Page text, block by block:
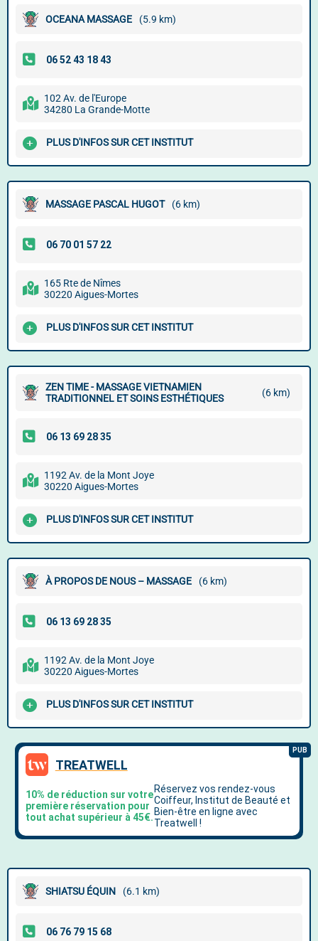
OCEANA MASSAGE (5.9 km)
102 Av. de l'Europe
34280 La Grande-Motte
PLUS D'INFOS SUR CET INSTITUT
MASSAGE PASCAL HUGOT (6 km)
165 Rte de Nîmes
30220 Aigues-Mortes
PLUS D'INFOS SUR CET INSTITUT
ZEN TIME - MASSAGE VIETNAMIEN
TRADITIONNEL ET SOINS ESTHÉTIQUES
(6 km)
1192 Av. de la Mont Joye
30220 Aigues-Mortes
PLUS D'INFOS SUR CET INSTITUT
À PROPOS DE NOUS – MASSAGE (6 km)
1192 Av. de la Mont Joye
30220 Aigues-Mortes
PLUS D'INFOS SUR CET INSTITUT
SHIATSU ÉQUIN (6.1 km)